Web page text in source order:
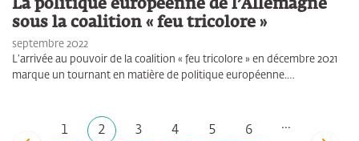
La politique européenne de l’Allemagne
sous la coalition « feu tricolore »
septembre 2022
L’arrivée au pouvoir de la coalition « feu tricolore » en décembre 2021
marque un tournant en matière de politique européenne.…
1 2 3 4 5 6 ...